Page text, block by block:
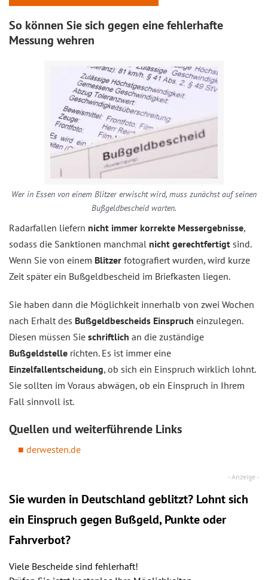
So können Sie sich gegen eine fehlerhafte
Messung wehren
Wer in Essen von einem Blitzer erwischt wird, muss zunächst auf seinen
Bußgeldbescheid warten.
Radarfallen liefern nicht immer korrekte Messergebnisse,
sodass die Sanktionen manchmal nicht gerechtfertigt sind.
Wenn Sie von einem Blitzer fotografiert wurden, wird kurze
Zeit später ein Bußgeldbescheid im Briefkasten liegen.
Sie haben dann die Möglichkeit innerhalb von zwei Wochen
nach Erhalt des Bußgeldbescheids Einspruch einzulegen.
Diesen müssen Sie schriftlich an die zuständige
Bußgeldstelle richten. Es ist immer eine
Einzelfallentscheidung, ob sich ein Einspruch wirklich lohnt.
Sie sollten im Voraus abwägen, ob ein Einspruch in Ihrem
Fall sinnvoll ist.
Quellen und weiterführende Links
derwesten.de
Sie wurden in Deutschland geblitzt? Lohnt sich
ein Einspruch gegen Bußgeld, Punkte oder
Fahrverbot?
Viele Bescheide sind fehlerhaft!